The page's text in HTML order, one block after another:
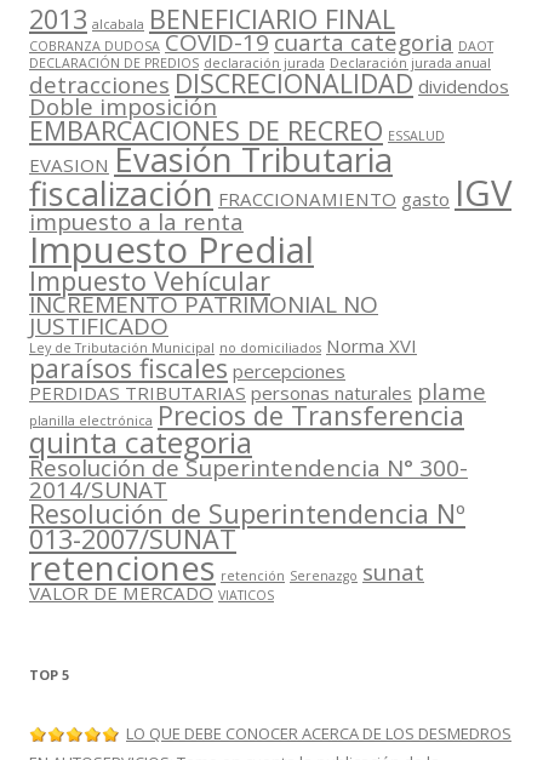
2013 alcabala BENEFICIARIO FINAL
COBRANZA DUDOSA COVID-19cuarta categoria DAOT
DECLARACIÓN DE PREDIOS declaración jurada Declaración jurada anual
detracciones DISCRECIONALIDAD dividendos
Doble imposición
EMBARCACIONES DE RECREO ESSALUD
EVASION Evasión Tributaria
fiscalización FRACCIONAMIENTO gasto IGV
impuesto a la renta
Impuesto Predial
Impuesto Vehícular
INCREMENTO PATRIMONIAL NO
JUSTIFICADO
Ley de Tributación Municipal no domiciliados Norma XVI
paraísos fiscales percepciones
PERDIDAS TRIBUTARIAS personas naturales plame
planilla electrónica Precios de Transferencia
quinta categoria
Resolución de Superintendencia N° 300-
2014/SUNAT
Resolución de Superintendencia Nº
013-2007/SUNAT
retenciones retención Serenazgo sunat
VALOR DE MERCADO VIATICOS
TOP 5
LO QUE DEBE CONOCER ACERCA DE LOS DESMEDROS